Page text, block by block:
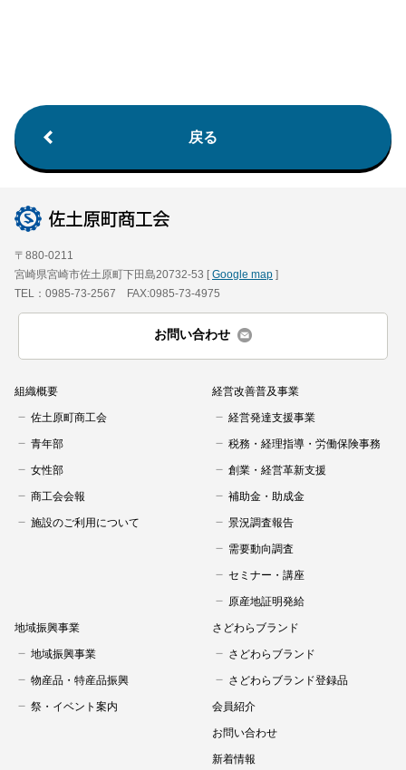
戻る
〒880-0211
宮崎県宮崎市佐土原町下田島20732-53 [Google map ]
TEL：0985-73-2567 FAX:0985-73-4975
お問い合わせ
組織概要
佐土原町商工会
青年部
女性部
商工会会報
施設のご利用について
経営改善普及事業
経営発達支援事業
税務・経理指導・労働保険事務
創業・経営革新支援
補助金・助成金
景況調査報告
需要動向調査
セミナー・講座
原産地証明発給
地域振興事業
地域振興事業
物産品・特産品振興
祭・イベント案内
さどわらブランド
さどわらブランド
さどわらブランド登録品
会員紹介
お問い合わせ
新着情報